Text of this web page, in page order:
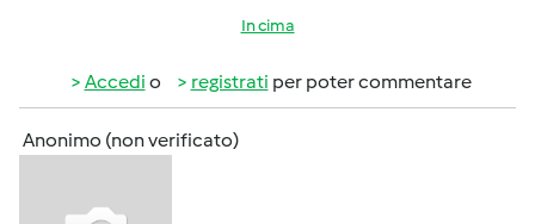
In cima
Accedi o registrati per poter commentare
Anonimo (non verificato)